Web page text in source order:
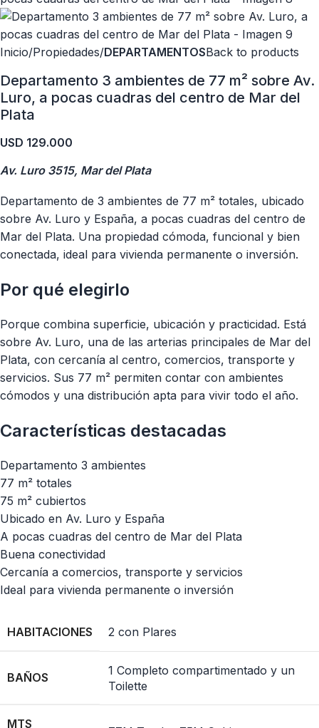
Inicio Propiedades DEPARTAMENTOSBack to products
Departamento 3 ambientes de 77 m² sobre Av.
Luro, a pocas cuadras del centro de Mar del
Plata
USD 129.000
Av. Luro 3515, Mar del Plata
Departamento de 3 ambientes de 77 m² totales, ubicado
sobre Av. Luro y España, a pocas cuadras del centro de
Mar del Plata. Una propiedad cómoda, funcional y bien
conectada, ideal para vivienda permanente o inversión.
Por qué elegirlo
Porque combina superficie, ubicación y practicidad. Está
sobre Av. Luro, una de las arterias principales de Mar del
Plata, con cercanía al centro, comercios, transporte y
servicios. Sus 77 m² permiten contar con ambientes
cómodos y una distribución apta para vivir todo el año.
Características destacadas
Departamento 3 ambientes
77 m² totales
75 m² cubiertos
Ubicado en Av. Luro y España
A pocas cuadras del centro de Mar del Plata
Buena conectividad
Cercanía a comercios, transporte y servicios
Ideal para vivienda permanente o inversión
HABITACIONES 2 con Plares
BAÑOS
1 Completo compartimentado y un
Toilette
MTS